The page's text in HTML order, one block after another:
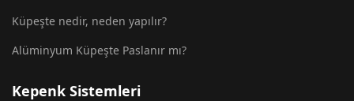
Küpeşte nedir, neden yapılır?
Alüminyum Küpeşte Paslanır mı?
Kepenk Sistemleri